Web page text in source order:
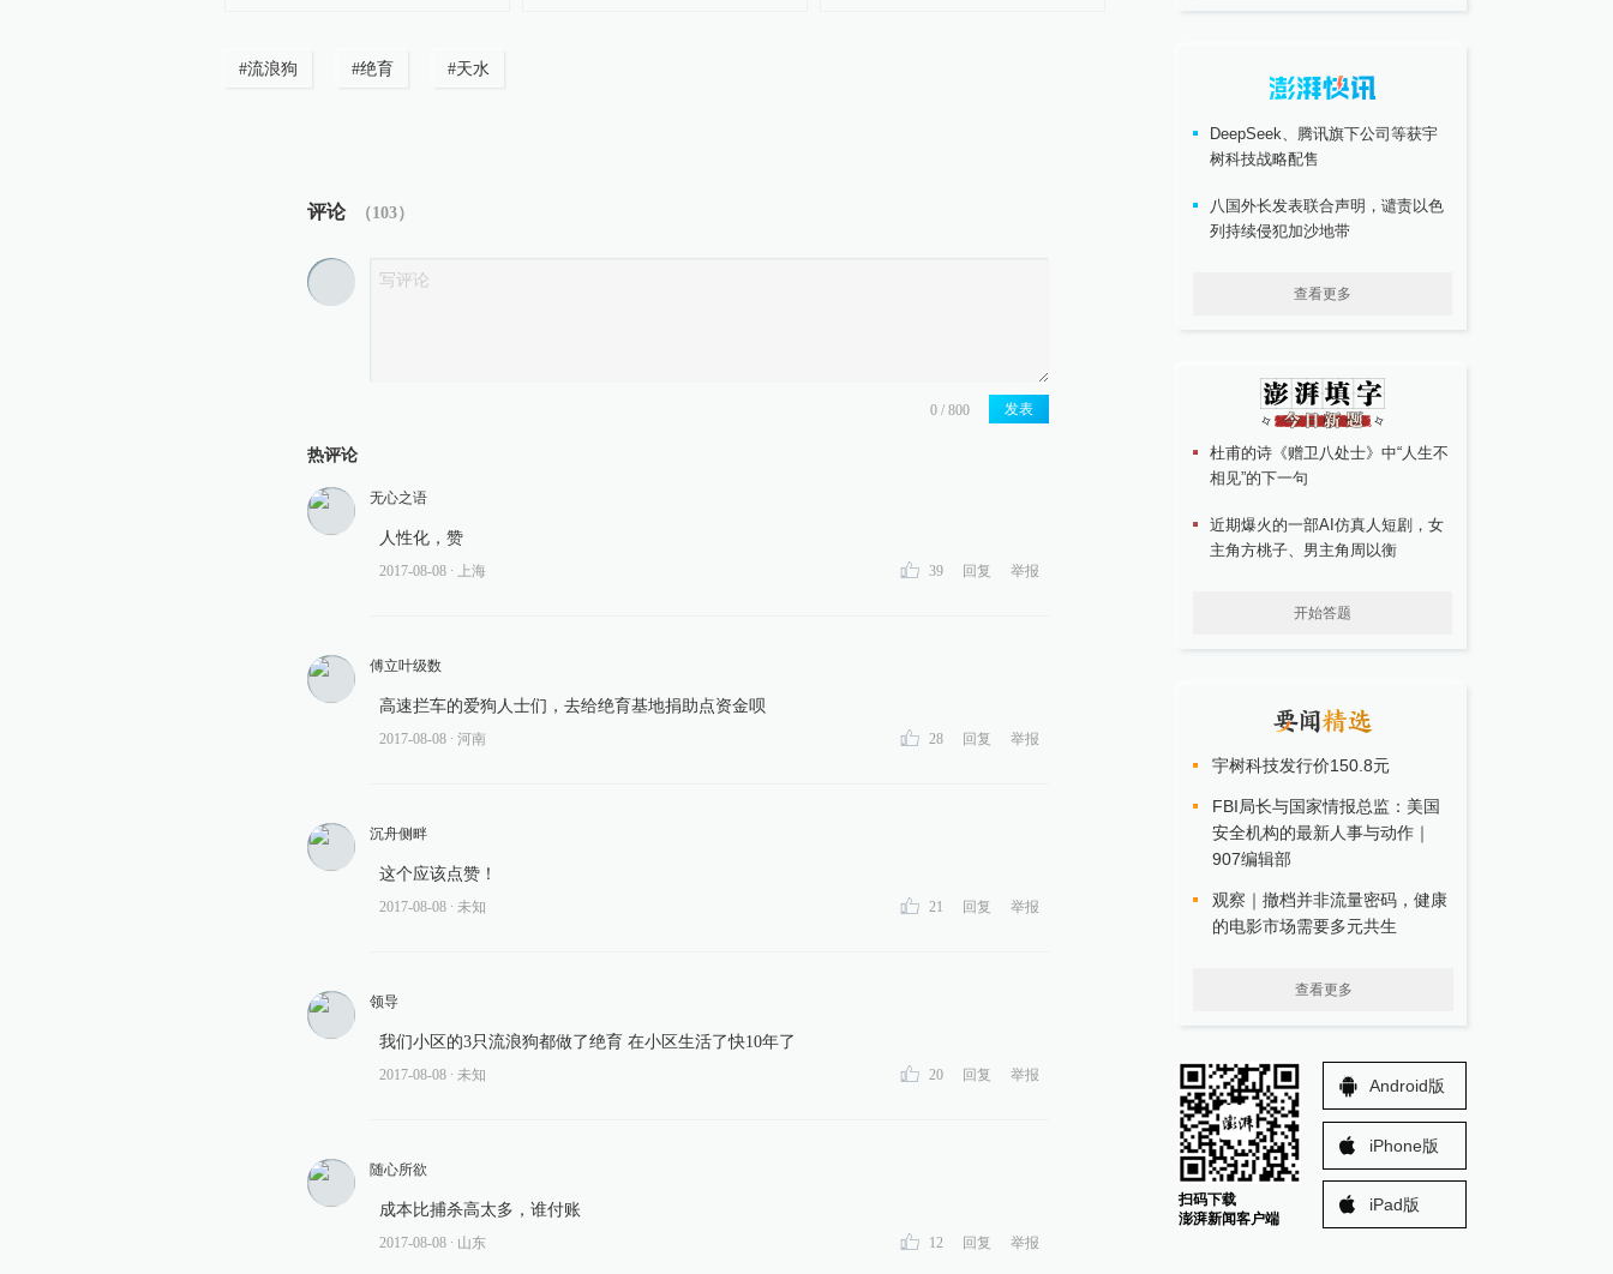
#流浪狗 #绝育 #天水
评论 （103）
发表
热评论
无心之语
人性化，赞
2017-08-08 ∙ 上海 39 回复 举报
傅立叶级数
高速拦车的爱狗人士们，去给绝育基地捐助点资金呗
2017-08-08 ∙ 河南 28 回复 举报
沉舟侧畔
这个应该点赞！
2017-08-08 ∙ 未知 21 回复 举报
领导
我们小区的3只流浪狗都做了绝育 在小区生活了快10年了
2017-08-08 ∙ 未知 20 回复 举报
随心所欲
成本比捕杀高太多，谁付账
2017-08-08 ∙ 山东 12 回复 举报
DeepSeek、腾讯旗下公司等获宇
树科技战略配售
八国外长发表联合声明，谴责以色
列持续侵犯加沙地带
查看更多
杜甫的诗《赠卫八处士》中“人生不
相见”的下一句
近期爆火的一部AI仿真人短剧，女
主角方桃子、男主角周以衡
开始答题
宇树科技发行价150.8元
FBI局长与国家情报总监：美国
安全机构的最新人事与动作｜
907编辑部
观察｜撤档并非流量密码，健康
的电影市场需要多元共生
查看更多
扫码下载
澎湃新闻客户端
Android版
iPhone版
iPad版